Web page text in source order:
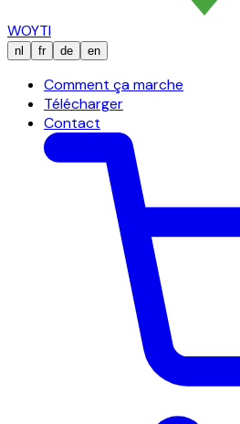
WOYTI
nl fr de en
Comment ça marche
Télécharger
Contact